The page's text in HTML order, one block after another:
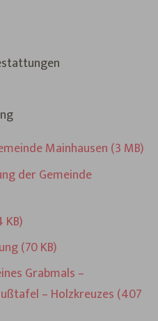
Mainhausen (3 MB)
der Gemeinde
(70 KB)
Grabmals –
– Holzkreuzes (407